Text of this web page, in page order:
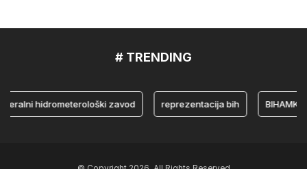
# TRENDING
hidrometerološki zavod reprezentacija bih BIHAMK